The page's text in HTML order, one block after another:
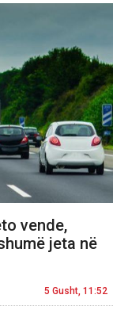
vende,
jeta në
5 Gusht, 11:52